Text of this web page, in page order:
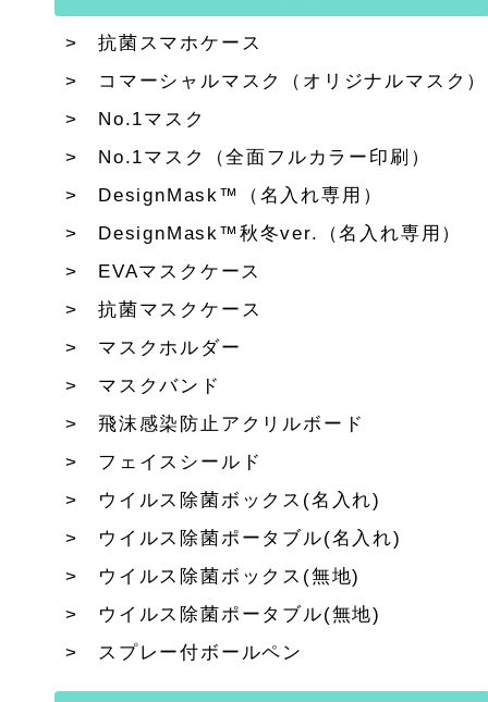
抗菌スマホケース
コマーシャルマスク（オリジナルマスク）
No.1マスク
No.1マスク（全面フルカラー印刷）
DesignMask™（名入れ専用）
DesignMask™秋冬ver.（名入れ専用）
EVAマスクケース
抗菌マスクケース
マスクホルダー
マスクバンド
飛沫感染防止アクリルボード
フェイスシールド
ウイルス除菌ボックス(名入れ)
ウイルス除菌ポータブル(名入れ)
ウイルス除菌ボックス(無地)
ウイルス除菌ポータブル(無地)
スプレー付ボールペン